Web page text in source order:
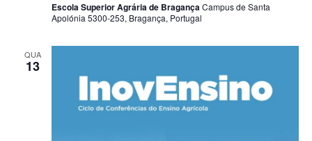
Escola Superior Agrária de BragançaCampus de Santa
Apolónia 5300-253, Bragança, Portugal
QUA
13